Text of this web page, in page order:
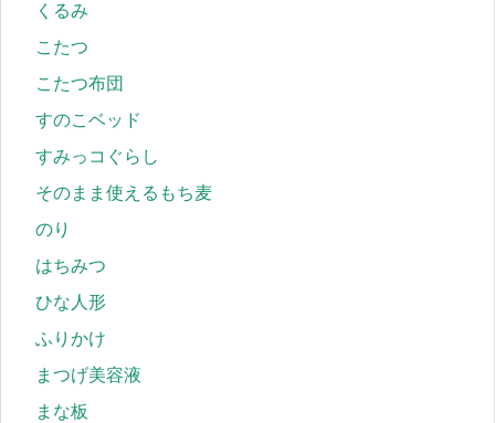
くるみ
こたつ
こたつ布団
すのこベッド
すみっコぐらし
そのまま使えるもち麦
のり
はちみつ
ひな人形
ふりかけ
まつげ美容液
まな板